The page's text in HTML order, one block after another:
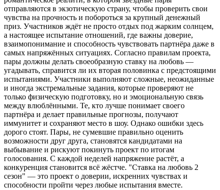
отправляются в экзотическую страну, чтобы проверить свои
чувства на прочность и побороться за крупный денежный
приз. Участников ждёт не просто отдых под жарким солнцем,
а настоящее испытание отношений, где важны доверие,
взаимопонимание и способность чувствовать партнёра даже в
самых напряжённых ситуациях. Согласно правилам проекта,
пары должны делать своеобразную ставку на любовь —
угадывать, справится ли их вторая половинка с предстоящими
испытаниями. Участники выполняют сложные, неожиданные
и иногда экстремальные задания, которые проверяют не
только физическую подготовку, но и эмоциональную связь
между влюблёнными. Те, кто лучше понимает своего
партнёра и делает правильные прогнозы, получают
иммунитет и сохраняют место в шоу. Однако ошибки здесь
дорого стоят. Пары, не сумевшие правильно оценить
возможности друг друга, становятся кандидатами на
выбывание и рискуют покинуть проект по итогам
голосования. С каждой неделей напряжение растёт, а
конкуренция становится всё жёстче. "Ставка на любовь 2
сезон" — это проект о доверии, искренних чувствах и
способности пройти через любые испытания вместе.